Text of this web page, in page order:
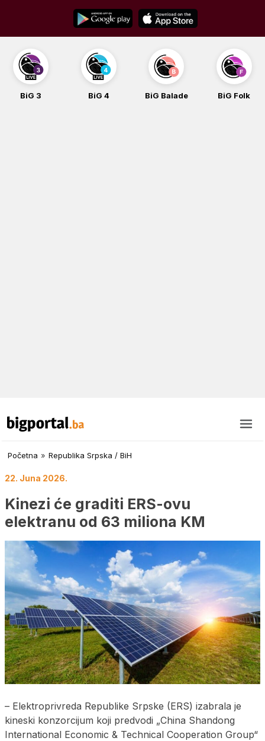
content
BiG 3 BiG 4 BiG Balade BiG Folk
Početna » Republika Srpska / BiH
22. Juna 2026.
Kinezi će graditi ERS-ovu
elektranu od 63 miliona KM
– Elektroprivreda Republike Srpske (ERS) izabrala je
kineski konzorcijum koji predvodi „China Shandong
International Economic & Technical Cooperation Group“